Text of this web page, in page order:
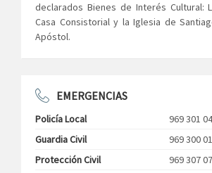
declarados Bienes de Interés Cultural:
Casa Consistorial y la Iglesia de
Apóstol.
EMERGENCIAS
Policía Local
969 301
Guardia Civil
969 300
Protección Civil
969 307